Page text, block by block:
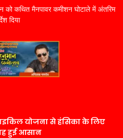
को कथित मैनपावर कमीशन घोटाले में अंतरिम
दिया
योजना से हंसिका के लिए
हुई आसान